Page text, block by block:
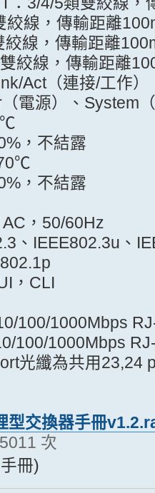
絞線，傳輸距離
線，傳輸距離
絞線，傳輸距離
Act（連接/工作
電源）、System
，不結露
，不結露
，50/60Hz
、IEEE802.3u、
，CLI
100/1000Mbps
100/1000Mbps
光纖為共用23,24
型交換器手冊
次
冊)